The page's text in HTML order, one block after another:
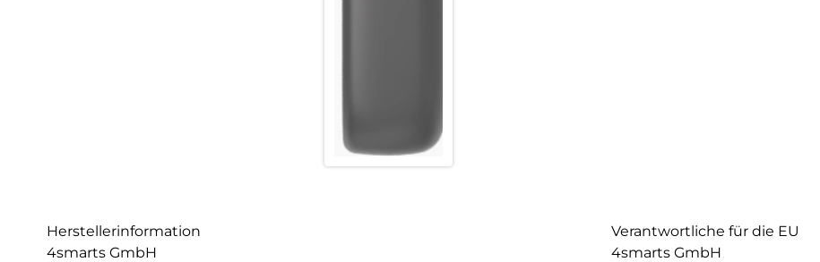
Herstellerinformation
4smarts GmbH
Verantwortliche für die EU
4smarts GmbH